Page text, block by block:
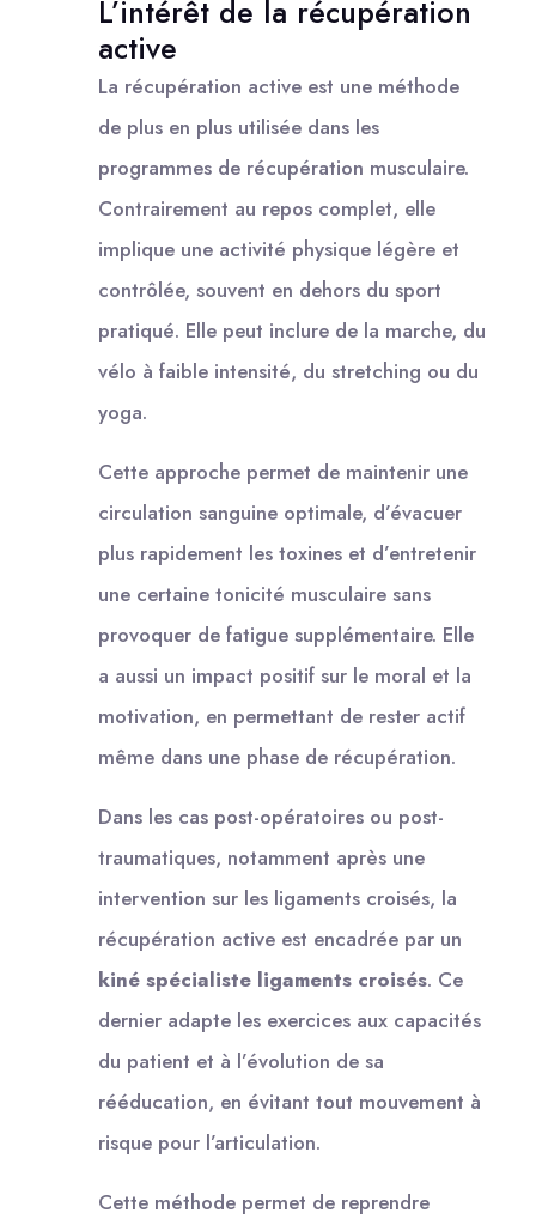
L’intérêt de la récupération
active
La récupération active est une méthode
de plus en plus utilisée dans les
programmes de récupération musculaire.
Contrairement au repos complet, elle
implique une activité physique légère et
contrôlée, souvent en dehors du sport
pratiqué. Elle peut inclure de la marche, du
vélo à faible intensité, du stretching ou du
yoga.
Cette approche permet de maintenir une
circulation sanguine optimale, d’évacuer
plus rapidement les toxines et d’entretenir
une certaine tonicité musculaire sans
provoquer de fatigue supplémentaire. Elle
a aussi un impact positif sur le moral et la
motivation, en permettant de rester actif
même dans une phase de récupération.
Dans les cas post-opératoires ou post-
traumatiques, notamment après une
intervention sur les ligaments croisés, la
récupération active est encadrée par un
kiné spécialiste ligaments croisés. Ce
dernier adapte les exercices aux capacités
du patient et à l’évolution de sa
rééducation, en évitant tout mouvement à
risque pour l’articulation.
Cette méthode permet de reprendre